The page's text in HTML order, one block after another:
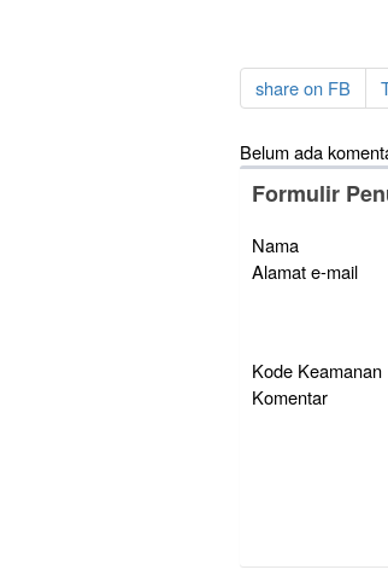
share on FB
Belum ada
Formulir
Nama
Alamat e-mail
Kode Keamanan
Komentar